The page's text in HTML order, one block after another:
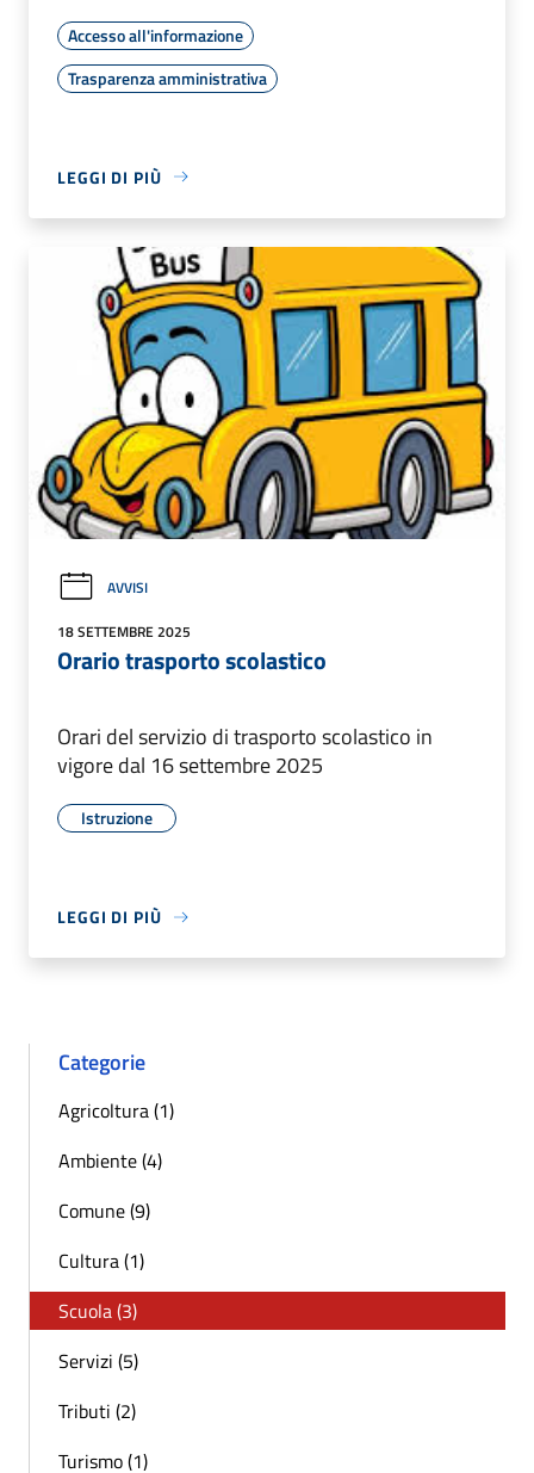
Accesso all'informazione
Trasparenza amministrativa
LEGGI DI PIÙ
AVVISI
18 SETTEMBRE 2025
Orario trasporto scolastico
Orari del servizio di trasporto scolastico in
vigore dal 16 settembre 2025
Istruzione
LEGGI DI PIÙ
Categorie
Agricoltura (1)
Ambiente (4)
Comune (9)
Cultura (1)
Scuola (3)
Servizi (5)
Tributi (2)
Turismo (1)